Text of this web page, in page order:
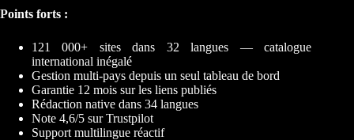
Points forts :
121 000+ sites dans 32 langues — catalogue
international inégalé
Gestion multi-pays depuis un seul tableau de bord
Garantie 12 mois sur les liens publiés
Rédaction native dans 34 langues
Note 4,6/5 sur Trustpilot
Support multilingue réactif